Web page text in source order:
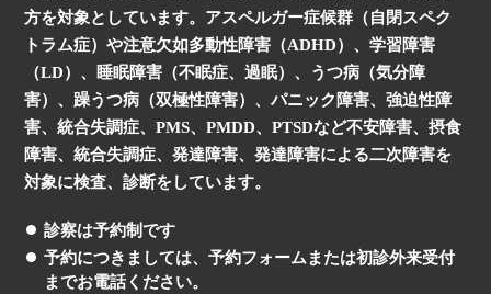
方を対象としています。 アスペルガー症候群（自閉スペク
トラム症）や注意欠如多動性障害（ADHD）、学習障害
（LD）、
睡眠障害（不眠症、過眠）、うつ病（気分障
害）、躁うつ病（双極性障害）、パニック障害、強迫性障
害、統合失調症、PMS、PMDD、PTSDなど不安障害、摂食
障害、統合失調症、発達障害、発達障害による二次障害を
対象に検査、診断をしています。
診察は予約制です
予約につきましては、予約フォームまたは初診外来受付
までお電話ください。